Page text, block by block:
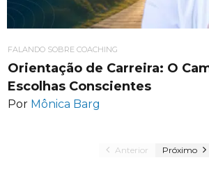
FALANDO SOBRE COACHING
Orientação de Carreira: O
Escolhas Conscientes
Por Mônica Barg
Anterior Próximo